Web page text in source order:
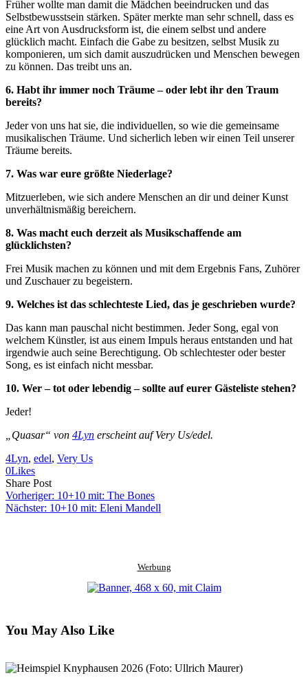
Früher wollte man damit die Mädchen beeindrucken und das
Selbstbewusstsein stärken. Später merkte man sehr schnell, dass es
eine Art von Ausdrucksform ist, die einem selbst und andere
glücklich macht. Einfach die Gabe zu besitzen, selbst Musik zu
komponieren, um sich damit auszudrücken und Menschen bewegen
zu können. Das treibt uns an.
6. Habt ihr immer noch Träume – oder lebt ihr den Traum
bereits?
Jeder von uns hat sie, die individuellen, so wie die gemeinsame
musikalischen Träume. Und sicherlich leben wir einen Teil unserer
Träume bereits.
7. Was war eure größte Niederlage?
Mitzuerleben, wie sich andere Menschen an dir und deiner Kunst
unverhältnismäßig bereichern.
8. Was macht euch derzeit als Musikschaffende am
glücklichsten?
Frei Musik machen zu können und mit dem Ergebnis Fans, Zuhörer
und Zuschauer zu begeistern.
9. Welches ist das schlechteste Lied, das je geschrieben wurde?
Das kann man pauschal nicht bestimmen. Jeder Song, egal von
welchem Künstler, ist aus einem Impuls heraus entstanden und hat
irgendwie auch seine Berechtigung. Ob schlechtester oder bester
Song, es ist einfach nicht messbar.
10. Wer – tot oder lebendig – sollte auf eurer Gästeliste stehen?
Jeder!
„Quasar“ von 4Lyn erscheint auf Very Us/edel.
4Lyn, edel, Very Us
0Likes
Share PostShare
on
Facebook
Copy
URL
to
Send
Link
via
Vorheriger: 10+10 mit: The Bones
Nächster: 10+10 mit: Eleni Mandell
Werbung
You May Also Like